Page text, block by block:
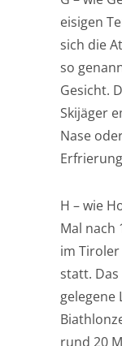
eisigen
sich die
so
Gesicht.
Skijäger
Nase
H – wie
Mal nach
im
statt.
gelegene
rund 20